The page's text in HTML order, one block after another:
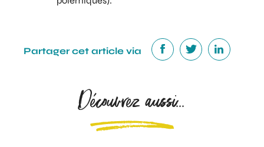
Partager cet article via
Découvrez aussi...